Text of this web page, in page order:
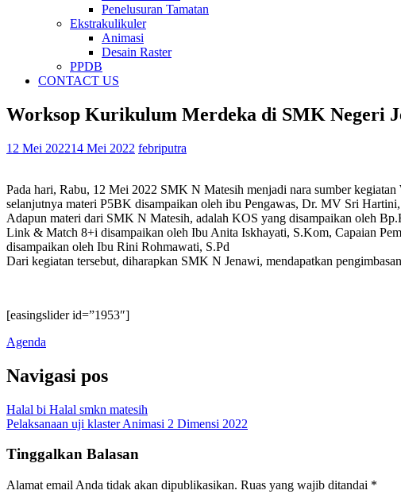
Penelusuran Tamatan
Ekstrakulikuler
Animasi
Desain Raster
PPDB
CONTACT US
Worksop Kurikulum Merdeka di SMK Negeri
12 Mei 202214 Mei 2022 febriputra
Pada hari, Rabu, 12 Mei 2022 SMK N Matesih menjadi nara sumber
selanjutnya materi P5BK disampaikan oleh ibu Pengawas, Dr. MV Sri
Adapun materi dari SMK N Matesih, adalah KOS yang disampaikan oleh
Link & Match 8+i disampaikan oleh Ibu Anita Iskhayati, S.Kom, Capaian
disampaikan oleh Ibu Rini Rohmawati, S.Pd
Dari kegiatan tersebut, diharapkan SMK N Jenawi, mendapatkan
[easingslider id=”1953″]
Agenda
Navigasi pos
Halal bi Halal smkn matesih
Pelaksanaan uji klaster Animasi 2 Dimensi 2022
Tinggalkan Balasan
Alamat email Anda tidak akan dipublikasikan. Ruas yang wajib ditandai *